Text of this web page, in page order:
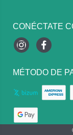
CONÉCTATE
InstagramFacebook
MÉTODO DE